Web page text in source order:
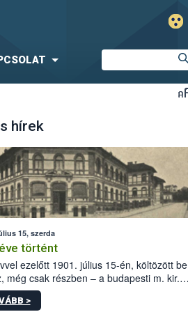
hírek
15, szerda
történt
ezelőtt 1901. július 15-én, költözött be
még csak részben – a budapesti m. kir.
állomás a Kis Rókus utca
alatti, Czigler Győző által tervezett új
>